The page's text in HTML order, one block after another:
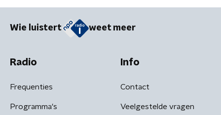
Wie luistert weet meer
Radio
Frequenties
Programma's
Info
Contact
Veelgestelde vragen